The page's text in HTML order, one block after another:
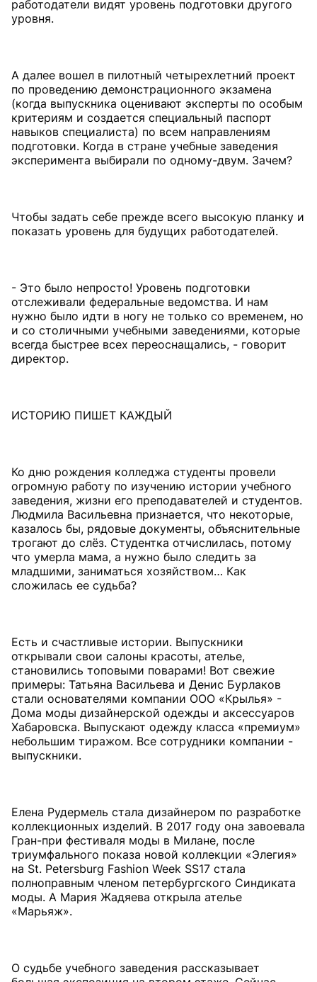
работодатели видят уровень подготовки другого
уровня.
А далее вошел в пилотный четырехлетний проект
по проведению демонстрационного экзамена
(когда выпускника оценивают эксперты по особым
критериям и создается специальный паспорт
навыков специалиста) по всем направлениям
подготовки. Когда в стране учебные заведения
эксперимента выбирали по одному-двум. Зачем?
Чтобы задать себе прежде всего высокую планку и
показать уровень для будущих работодателей.
- Это было непросто! Уровень подготовки
отслеживали федеральные ведомства. И нам
нужно было идти в ногу не только со временем, но
и со столичными учебными заведениями, которые
всегда быстрее всех переоснащались, - говорит
директор.
ИСТОРИЮ ПИШЕТ КАЖДЫЙ
Ко дню рождения колледжа студенты провели
огромную работу по изучению истории учебного
заведения, жизни его преподавателей и студентов.
Людмила Васильевна признается, что некоторые,
казалось бы, рядовые документы, объяснительные
трогают до слёз. Студентка отчислилась, потому
что умерла мама, а нужно было следить за
младшими, заниматься хозяйством… Как
сложилась ее судьба?
Есть и счастливые истории. Выпускники
открывали свои салоны красоты, ателье,
становились топовыми поварами! Вот свежие
примеры: Татьяна Васильева и Денис Бурлаков
стали основателями компании ООО «Крылья» -
Дома моды дизайнерской одежды и аксессуаров
Хабаровска. Выпускают одежду класса «премиум»
небольшим тиражом. Все сотрудники компании -
выпускники.
Елена Рудермель стала дизайнером по разработке
коллекционных изделий. В 2017 году она завоевала
Гран-при фестиваля моды в Милане, после
триумфального показа новой коллекции «Элегия»
на St. Petersburg Fashion Week SS17 стала
полноправным членом петербургского Синдиката
моды. А Мария Жадяева открыла ателье
«Марьяж».
О судьбе учебного заведения рассказывает